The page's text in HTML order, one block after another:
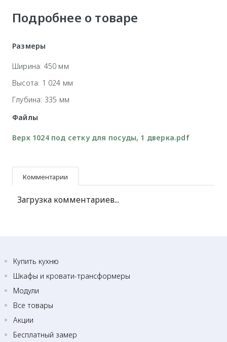
Подробнее о товаре
Размеры
Ширина: 450 мм
Высота: 1 024 мм
Глубина: 335 мм
Файлы
Верх 1024 под сетку для посуды, 1 дверка.pdf
Комментарии
Загрузка комментариев...
Купить кухню
Шкафы и кровати-трансформеры
Модули
Все товары
Акции
Бесплатный замер